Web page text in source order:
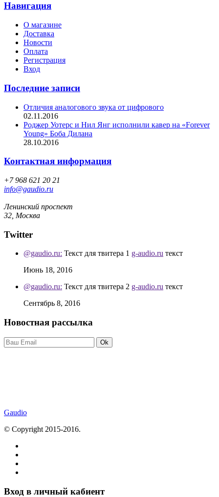
Навигация
О магазине
Доставка
Новости
Оплата
Регистрация
Вход
Последние записи
Отличия аналогового звука от цифрового
02.11.2016
Роджер Уотерс и Нил Янг исполнили кавер на «Forever
Young» Боба Дилана
28.10.2016
Контактная информация
+7 968 621 20 21
info@gaudio.ru
Ленинский проспект
32, Москва
Twitter
@gaudio.ru: Текст для твитера 1 g-audio.ru текст
Июнь 18, 2016
@gaudio.ru: Текст для твитера 2 g-audio.ru текст
Сентябрь 8, 2016
Новостная рассылка
Ok
Gaudio
© Copyright 2015-2016.
Вход в личный кабиент